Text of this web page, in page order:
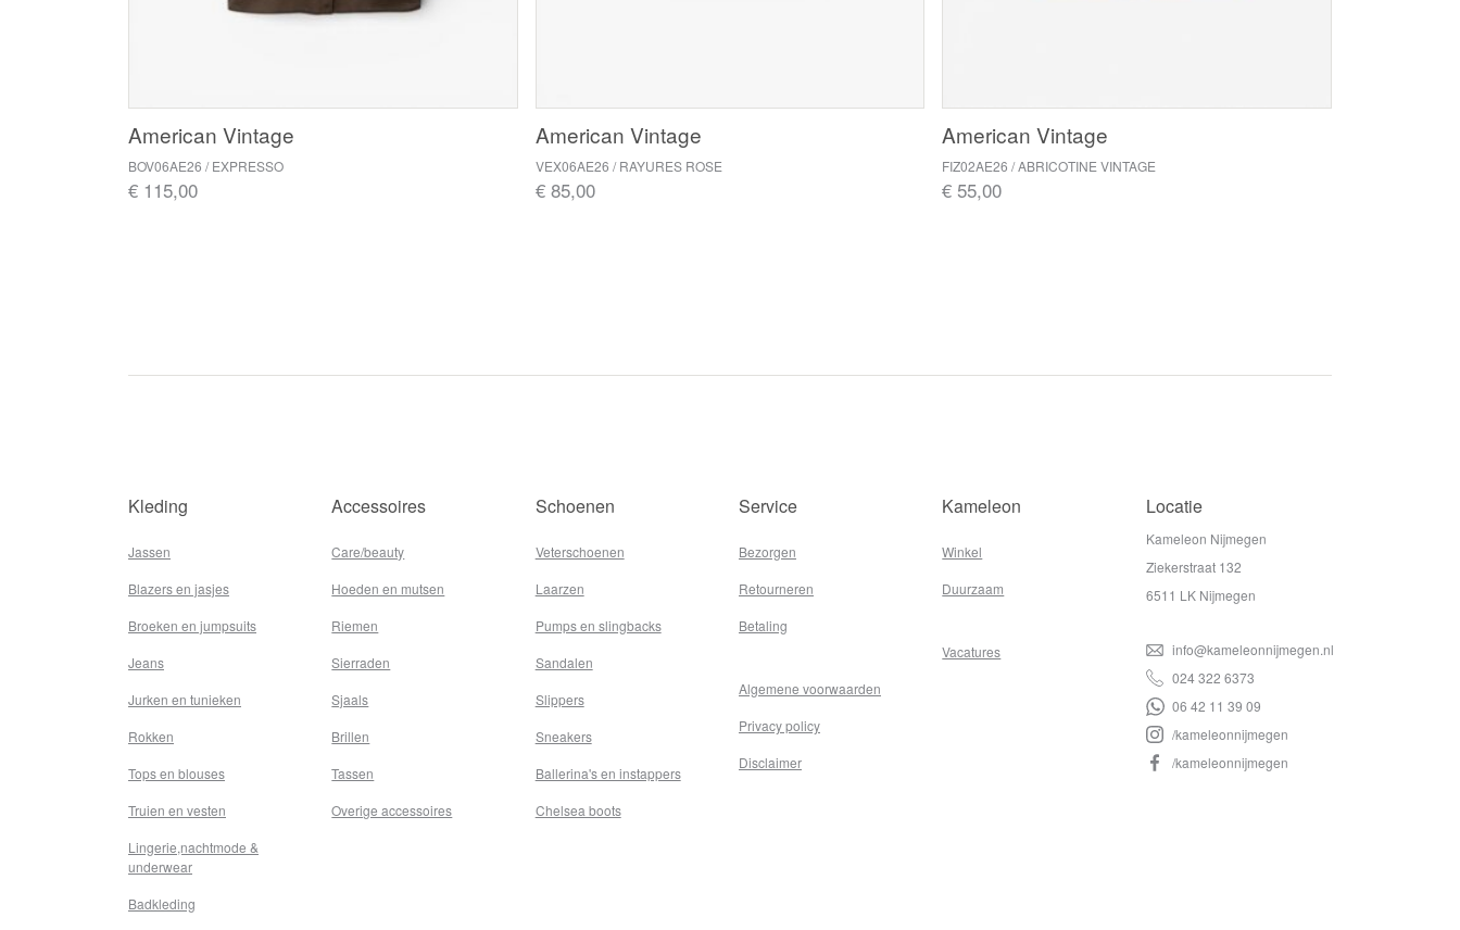
American Vintage
BOV06AE26 / EXPRESSO
€ 115,00
American Vintage
VEX06AE26 / RAYURES ROSE
€ 85,00
American Vintage
FIZ02AE26 / ABRICOTINE VINTAGE
€ 55,00
Kleding
Jassen
Blazers en jasjes
Broeken en jumpsuits
Jeans
Jurken en tunieken
Rokken
Tops en blouses
Truien en vesten
Lingerie,nachtmode &
underwear
Badkleding
Accessoires
Care/beauty
Hoeden en mutsen
Riemen
Sierraden
Sjaals
Brillen
Tassen
Overige accessoires
Schoenen
Veterschoenen
Laarzen
Pumps en slingbacks
Sandalen
Slippers
Sneakers
Ballerina's en instappers
Chelsea boots
Service
Bezorgen
Retourneren
Betaling
Algemene voorwaarden
Privacy policy
Disclaimer
Kameleon
Winkel
Duurzaam
Vacatures
Locatie
Kameleon Nijmegen
Ziekerstraat 132
6511 LK Nijmegen
info@kameleonnijmegen.nl
024 322 6373
06 42 11 39 09
/kameleonnijmegen
/kameleonnijmegen